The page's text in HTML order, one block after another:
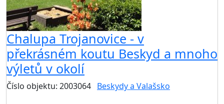
Chalupa Trojanovice - v
překrásném koutu Beskyd a mnoho
výletů v okolí
Číslo objektu: 2003064 Beskydy a Valašsko